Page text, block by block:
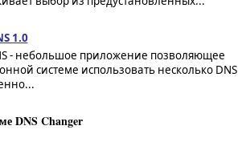
1.0
- небольшое приложение позволяющее
системе использовать несколько DNS
DNS Changer